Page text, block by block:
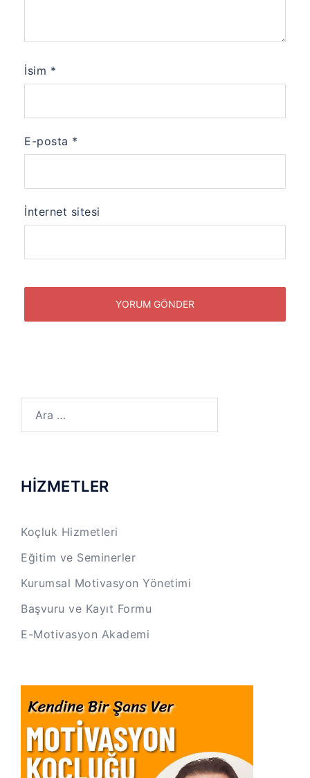
İsim *
E-posta *
İnternet sitesi
HİZMETLER
Koçluk Hizmetleri
Eğitim ve Seminerler
Kurumsal Motivasyon Yönetimi
Başvuru ve Kayıt Formu
E-Motivasyon Akademi